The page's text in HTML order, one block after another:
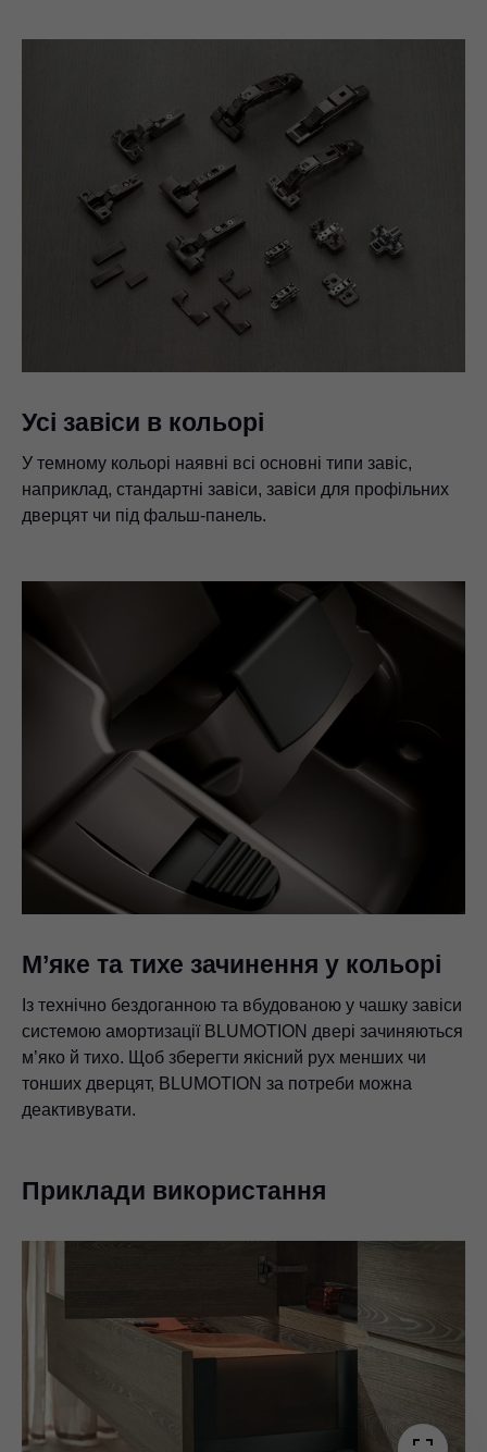
Усі завіси в кольорі
У темному кольорі наявні всі основні типи завіс,
наприклад, стандартні завіси, завіси для профільних
дверцят чи під фальш-панель.
М’яке та тихе зачинення у кольорі
Із технічно бездоганною та вбудованою у чашку завіси
системою амортизації BLUMOTION двері зачиняються
м’яко й тихо. Щоб зберегти якісний рух менших чи
тонших дверцят, BLUMOTION за потреби можна
деактивувати.
Приклади використання